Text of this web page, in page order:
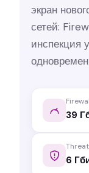
экран
сетей:
инспекция
39
6